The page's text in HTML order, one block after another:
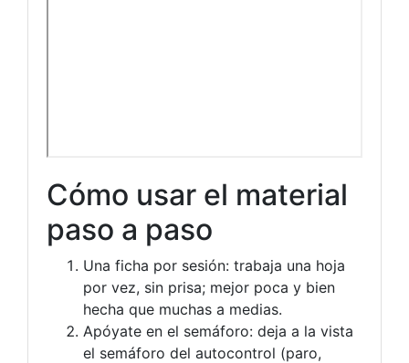
Cómo usar el material
paso a paso
Una ficha por sesión: trabaja una hoja
por vez, sin prisa; mejor poca y bien
hecha que muchas a medias.
Apóyate en el semáforo: deja a la vista
el semáforo del autocontrol (paro,